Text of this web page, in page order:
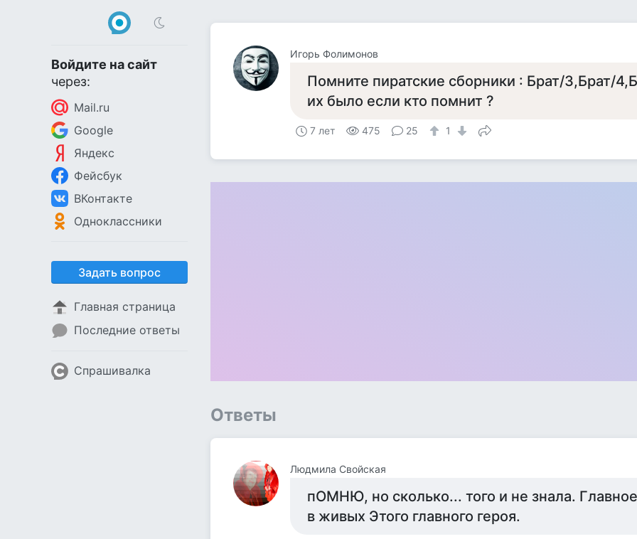
Войдите на сайт
через:
Mail.ru
Google
Яндекс
Фейсбук
ВКонтакте
Одноклассники
Задать вопрос
Главная страница
Последние ответы
Спрашивалка
Игорь Фолимонов
Помните пиратские сборники : Брат/3,Брат/
их было если кто помнит ?
7 лет 475 25 1
Ответы
Людмила Свойская
пОМНЮ, но сколько... того и не знала.
в живых Этого главного героя.